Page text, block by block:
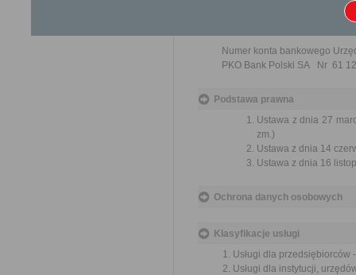
• Osoby zainteresowane
Numer konta bankowego
PKO Bank Polski SA Nr 61
Podstawa prawna
Ustawa z dnia 27
zm.)
Ustawa z dnia 14
Ustawa z dnia 16
Ochrona danych osobowych
Klasyfikacje usługi
Usługi dla przedsiębiorców
Usługi dla instytucji,